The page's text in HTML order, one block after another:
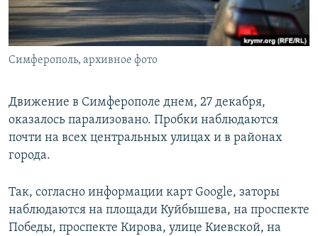
ПОБЕДИТЕЛЕЙ НЕ СУДЯТ?
КРЫМ.НЕПОКОРЕННЫЙ
ELIFBE
ПРИСОЕДИНЯЙТЕСЬ!
Все сайты RFE/RL
Симферополь, архивное фото
Движение в Симферополе днем, 27 декабря,
оказалось парализовано. Пробки наблюдаются
почти на всех центральных улицах и в районах
города.
Так, согласно информации карт Google, заторы
наблюдаются на площади Куйбышева, на проспекте
Победы, проспекте Кирова, улице Киевской, на